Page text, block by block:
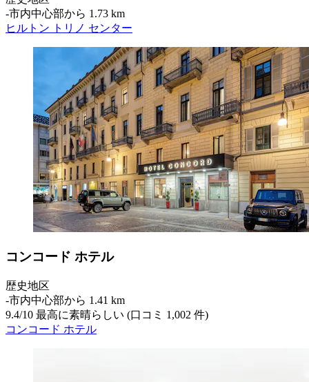
‐市内中心部から 1.73 km
ヒルトン トリノ センター
コンコード ホテル
歴史地区
‐市内中心部から 1.41 km
9.4/10 最高に素晴らしい (口コミ 1,002 件)
コンコード ホテル